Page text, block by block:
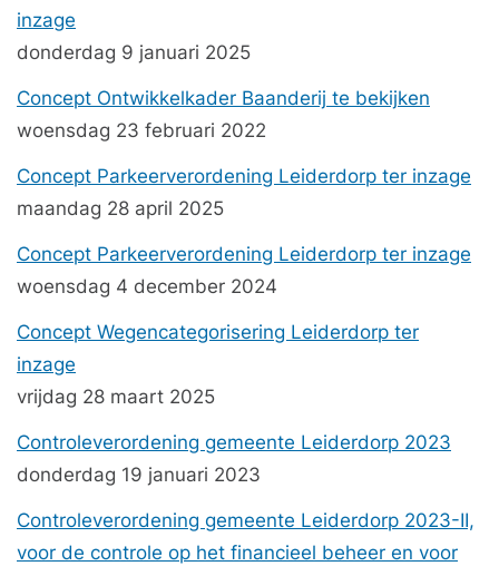
inzage
donderdag 9 januari 2025
Concept Ontwikkelkader Baanderij te bekijken
woensdag 23 februari 2022
Concept Parkeerverordening Leiderdorp ter inzage
maandag 28 april 2025
Concept Parkeerverordening Leiderdorp ter inzage
woensdag 4 december 2024
Concept Wegencategorisering Leiderdorp ter
inzage
vrijdag 28 maart 2025
Controleverordening gemeente Leiderdorp 2023
donderdag 19 januari 2023
Controleverordening gemeente Leiderdorp 2023-II,
voor de controle op het financieel beheer en voor